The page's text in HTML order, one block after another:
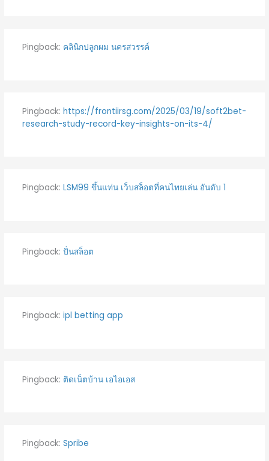
Pingback: คลินิกปลูกผม นครสวรรค์
Pingback: https://frontiirsg.com/2025/03/19/soft2bet-
research-study-record-key-insights-on-its-4/
Pingback: LSM99 ขึ้นแท่น เว็บสล็อตที่คนไทยเล่น อันดับ 1
Pingback: ปั่นสล็อต
Pingback: ipl betting app
Pingback: ติดเน็ตบ้าน เอไอเอส
Pingback: Spribe